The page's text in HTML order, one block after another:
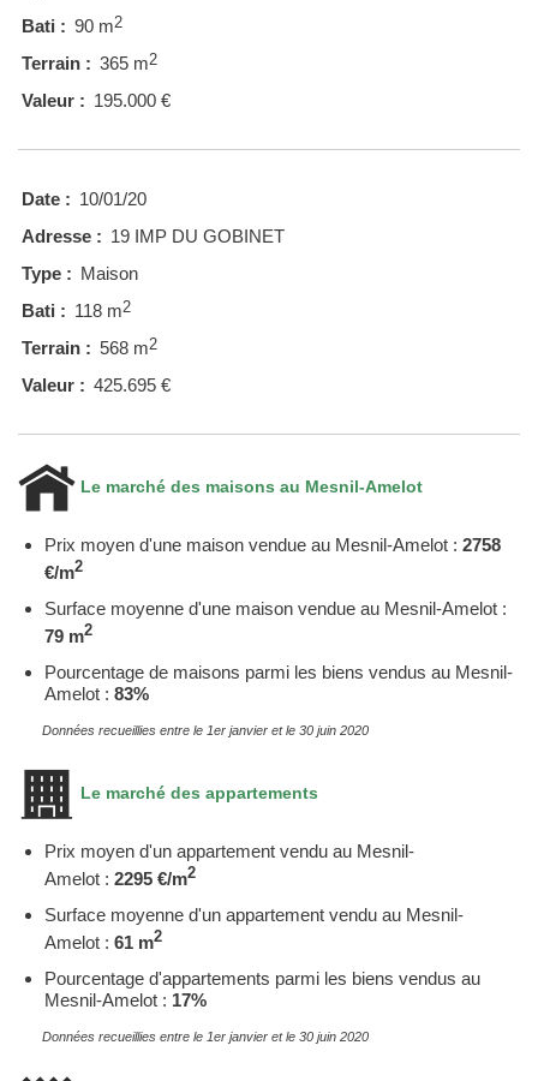
Bati : 90 m2
Terrain : 365 m2
Valeur : 195.000 €
Date : 10/01/20
Adresse : 19 IMP DU GOBINET
Type : Maison
Bati : 118 m2
Terrain : 568 m2
Valeur : 425.695 €
Le marché des maisons au Mesnil-Amelot
Prix moyen d'une maison vendue au Mesnil-Amelot : 2758
€/m2
Surface moyenne d'une maison vendue au Mesnil-Amelot :
79 m2
Pourcentage de maisons parmi les biens vendus au Mesnil-
Amelot : 83%
Données recueillies entre le 1er janvier et le 30 juin 2020
Le marché des appartements
Prix moyen d'un appartement vendu au Mesnil-
Amelot : 2295 €/m2
Surface moyenne d'un appartement vendu au Mesnil-
Amelot : 61 m2
Pourcentage d'appartements parmi les biens vendus au
Mesnil-Amelot : 17%
Données recueillies entre le 1er janvier et le 30 juin 2020